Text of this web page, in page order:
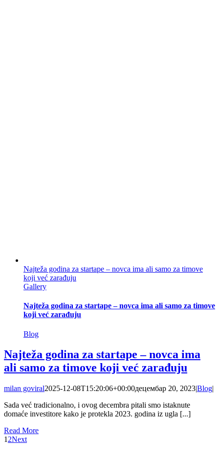
Najteža godina za startape – novca ima ali samo za timove
koji već zarađuju
Gallery
Najteža godina za startape – novca ima ali samo za timove
koji već zarađuju
Blog
Najteža godina za startape – novca ima
ali samo za timove koji već zarađuju
milan goviral2025-12-08T15:20:06+00:00децембар 20, 2023|Blog|
Sada već tradicionalno, i ovog decembra pitali smo istaknute
domaće investitore kako je protekla 2023. godina iz ugla [...]
Read More
1 2Next